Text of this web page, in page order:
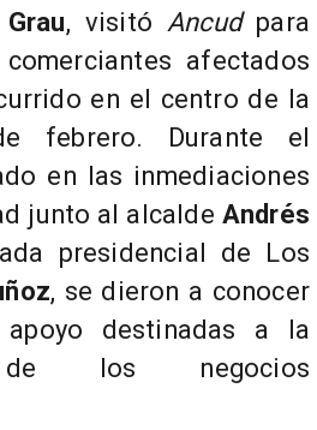
, visitó Ancudpara
afectados
en el centro de la
febrero. Durante el
en las inmediaciones
junto al alcalde Andrés
presidencial de Los
, se dieron a conocer
destinadas a la
de los negocios